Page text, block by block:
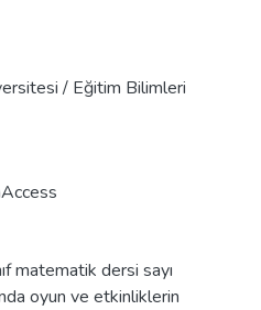
/ Eğitim Bilimleri
matematik dersi sayı
oyun ve etkinliklerin